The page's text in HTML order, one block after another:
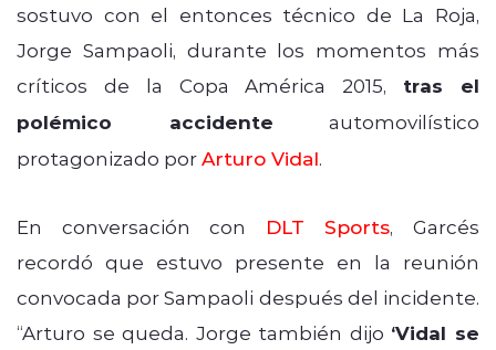
sostuvo con el entonces técnico de La Roja,
Jorge Sampaoli, durante los momentos más
críticos de la Copa América 2015, tras el
polémico accidente automovilístico
protagonizado porArturo Vidal.
En conversación con DLT Sports, Garcés
recordó que estuvo presente en la reunión
convocada por Sampaoli después del incidente.
“Arturo se queda. Jorge también dijo ‘Vidal se